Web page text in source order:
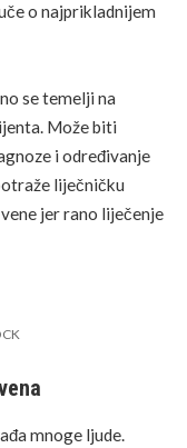
o najprikladnijem
se temelji na
Može biti
i određivanje
liječničku
jer rano liječenje
mnoge ljude.